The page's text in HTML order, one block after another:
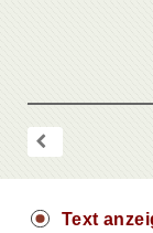
Text